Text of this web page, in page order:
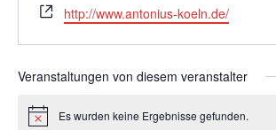
Webseite
http://www.antonius-koeln.de/
Veranstaltungen von diesem veranstalter
HinweisEs wurden keine Ergebnisse gefunden.